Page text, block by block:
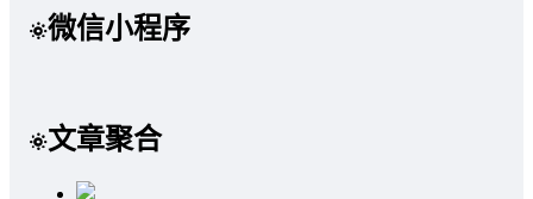
微信小程序
文章聚合